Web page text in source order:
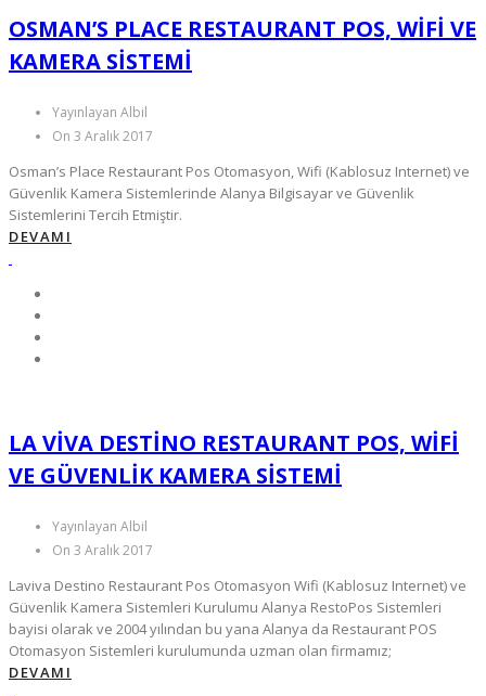
OSMAN’S PLACE RESTAURANT POS, WIFI VE
KAMERA SISTEMI
Yayınlayan Albil
On 3 Aralık 2017
Osman’s Place Restaurant Pos Otomasyon, Wifi (Kablosuz Internet) ve
Güvenlik Kamera Sistemlerinde Alanya Bilgisayar ve Güvenlik
Sistemlerini Tercih Etmiştir.
DEVAMI
LA VIVA DESTINO RESTAURANT POS, WIFI
VE GÜVENLIK KAMERA SISTEMI
Yayınlayan Albil
On 3 Aralık 2017
Laviva Destino Restaurant Pos Otomasyon Wifi (Kablosuz Internet) ve
Güvenlik Kamera Sistemleri Kurulumu Alanya RestoPos Sistemleri
bayisi olarak ve 2004 yılından bu yana Alanya da Restaurant POS
Otomasyon Sistemleri kurulumunda uzman olan firmamız;
DEVAMI